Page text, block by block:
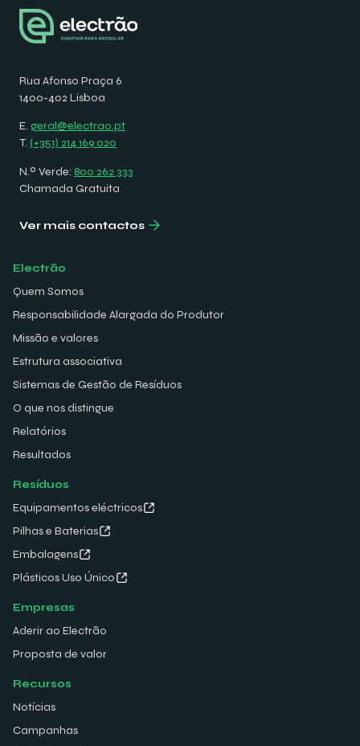
Rua Afonso Praça 6
1400-402 Lisboa
E. geral@electrao.pt
T. (+351) 214 169 020
N.º Verde: 800 262 333
Chamada Gratuita
Ver mais contactos
Electrão
Quem Somos
Responsabilidade Alargada do Produtor
Missão e valores
Estrutura associativa
Sistemas de Gestão de Resíduos
O que nos distingue
Relatórios
Resultados
Resíduos
Equipamentos eléctricos
Pilhas e Baterias
Embalagens
Plásticos Uso Único
Empresas
Aderir ao Electrão
Proposta de valor
Recursos
Notícias
Campanhas